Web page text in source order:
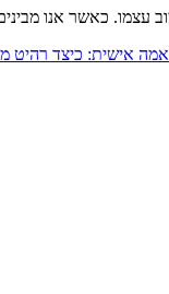
כאשר אנו
אישית: כיצד רהיט